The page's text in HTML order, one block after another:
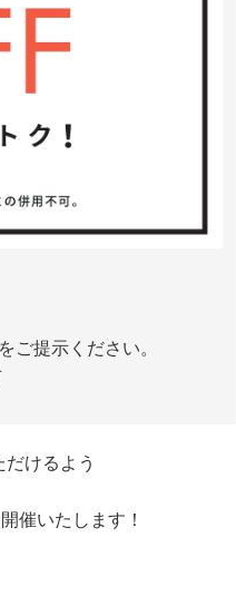
提示ください。
けるよう
催いたします！